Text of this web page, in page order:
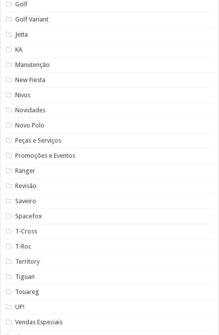
Golf
Golf Variant
Jetta
KA
Manutenção
New Fiesta
Nivus
Novidades
Novo Polo
Peças e Serviços
Promoções e Eventos
Ranger
Revisão
Saveiro
Spacefox
T-Cross
T-Roc
Territory
Tiguan
Touareg
UP!
Vendas Especiais